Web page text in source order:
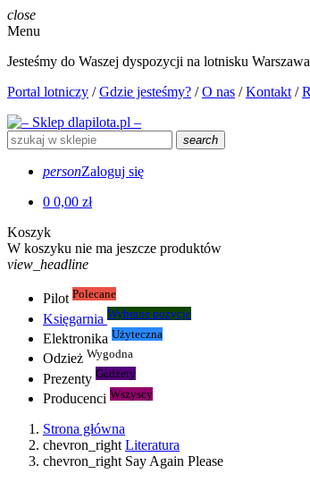
close
Menu
Jesteśmy do Waszej dyspozycji na lotnisku
Portal lotniczy /Gdzie jesteśmy? /O nas /Kontakt /
search
personZaloguj się
0 0,00 zł
Koszyk
W koszyku nie ma jeszcze produktów
view_headline
Pilot Polecane
Księgarnia Wybrane pozycje
Elektronika Użyteczna
Odzież Wygodna
Prezenty Gadżety
Producenci Wszyscy
Strona główna
chevron_right Literatura
chevron_right Say Again Please